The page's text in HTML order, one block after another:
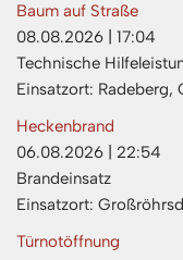
Baum auf Straße
08.08.2026
17:04
Technische
Einsatzort: Radeberg,
Heckenbrand
06.08.2026
22:54
Brandeinsatz
Einsatzort:
Türnotöffnung